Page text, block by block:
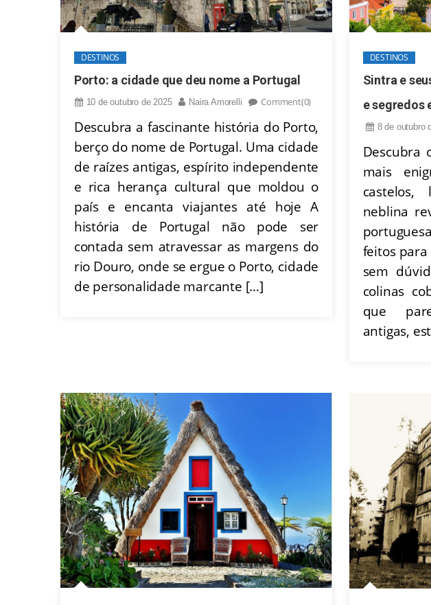
DESTINOS
Porto: a cidade que deu nome a Portugal
10 de outubro de 2025 Naira Amorelli Comment(0)
Descubra a fascinante história do Porto,
berço do nome de Portugal. Uma cidade
de raízes antigas, espírito independente
e rica herança cultural que moldou o
país e encanta viajantes até hoje A
história de Portugal não pode ser
contada sem atravessar as margens do
rio Douro, onde se ergue o Porto, cidade
de personalidade marcante […]
DESTINOS
Sintra e
e segredos
8 de outubro
Descubra
mais
neblina
feitos
sem
colinas
que
antigas,